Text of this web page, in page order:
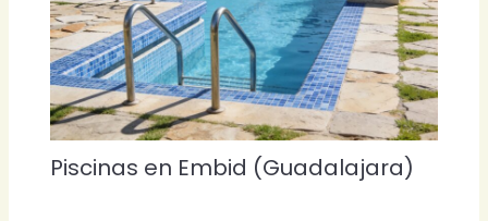
Piscinas en Embid (Guadalajara)